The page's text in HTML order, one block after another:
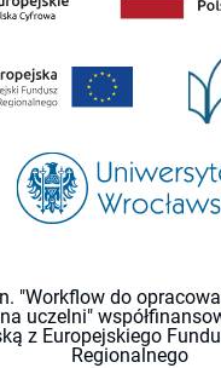
"Workflow do
uczelni"
z Europejskiego
Regionalnego